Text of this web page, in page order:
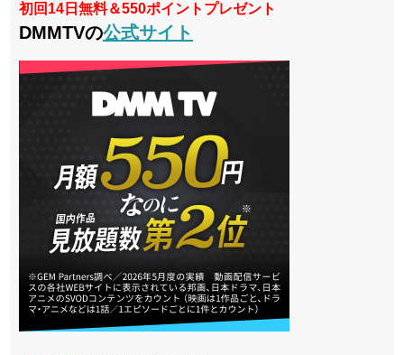
初回14日無料＆550ポイントプレゼント
DMMTVの公式サイト